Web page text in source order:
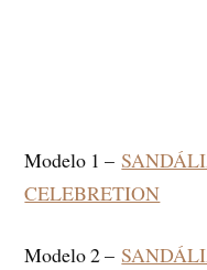
Modelo 1 –
CELEBRETION
Modelo 2 –